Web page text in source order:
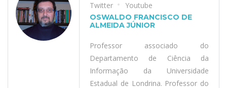
Twitter
Youtube
OSWALDO FRANCISCO DE
ALMEIDA JÚNIOR
Professor associado do
Departamento de Ciência da
Informação da Universidade
Estadual de Londrina. Professor do